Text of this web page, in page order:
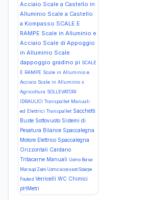
Acciaio Scale a Castello in
Alluminio Scale a Castello
a Kompasso SCALE E
RAMPE Scale in Alluminio e
Acciaio Scale di Appoggio
in Alluminio Scale
dappoggio gradino pi SCALE
E RAMPE Scale in Alluminio e
Acciaio Scale in Alluminio x
Agricoltura SOLLEVATORI
IDRAULICI Transpallet Manuali
ed Elettrici Transpallet Sacchetti
Buste Sottovuoto Sistemi di
Pesatura Bilance Spaccalegna
Motore Elettrico Spaccalegna
Orizzontali Cardano
Tritacarne Manuali Uomo Borse
Marsupi Zaini Uomo accessori Sciarpe
Foulard Verricelli WC Chimici
pHMetri